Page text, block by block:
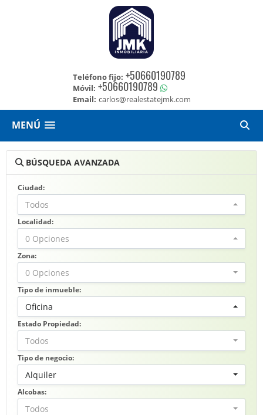
Teléfono fijo: +50660190789
Móvil: +50660190789
Email: carlos@realestatejmk.com
MENÚ
BÚSQUEDA AVANZADA
Ciudad:
Todos
Localidad:
0 Opciones
Zona:
0 Opciones
Tipo de inmueble:
Oficina
Estado Propiedad:
Todos
Tipo de negocio:
Alquiler
Alcobas:
Todos